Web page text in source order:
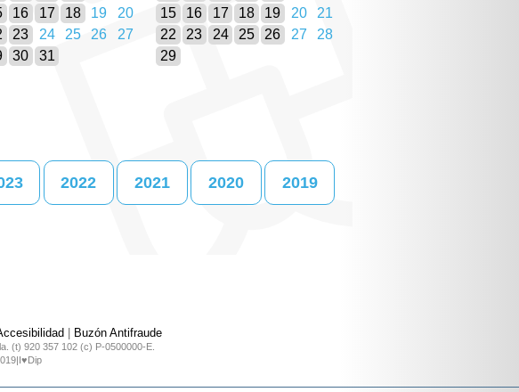
16 17 18 19
20
23 24 25 26
27
30 31
15
16 17 18 19 20
21
22
23 24 25 26 27
28
29
2022 2021 2020 2019
Buzón Antifraude
(t) 920 357 102 (c) P-0500000-E.